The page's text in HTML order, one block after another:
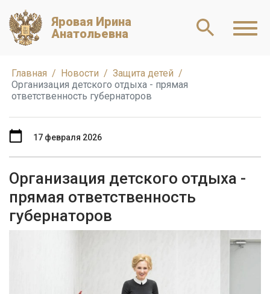
Яровая Ирина
Анатольевна
Главная Новости
Защита детей
Организация детского отдыха - прямая
ответственность губернаторов
Организация детского отдыха -
прямая ответственность
губернаторов
17 февраля 2026